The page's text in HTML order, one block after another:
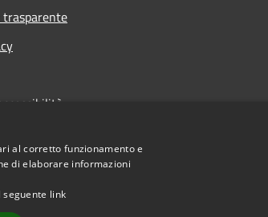
al corretto funzionamento e
di elaborare informazioni
link